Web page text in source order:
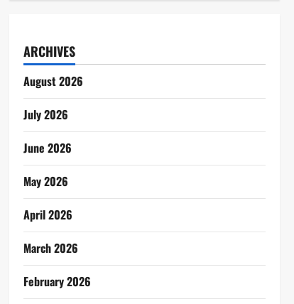
ARCHIVES
August 2026
July 2026
June 2026
May 2026
April 2026
March 2026
February 2026